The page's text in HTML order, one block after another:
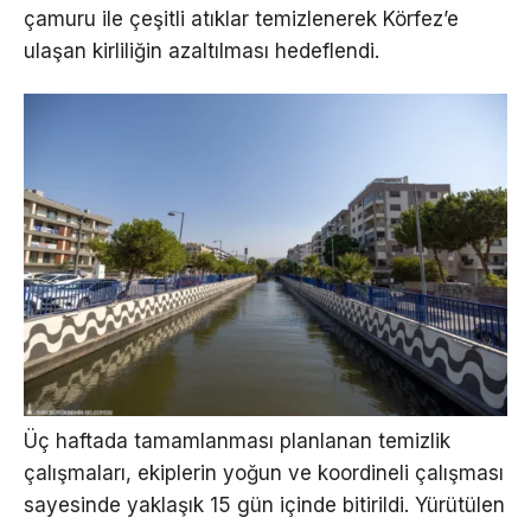
çamuru ile çeşitli atıklar temizlenerek Körfez’e
ulaşan kirliliğin azaltılması hedeflendi.
Üç haftada tamamlanması planlanan temizlik
çalışmaları, ekiplerin yoğun ve koordineli çalışması
sayesinde yaklaşık 15 gün içinde bitirildi. Yürütülen